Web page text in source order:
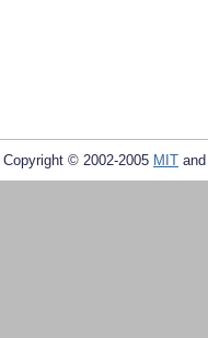
Copyright © 2002-2005 MIT